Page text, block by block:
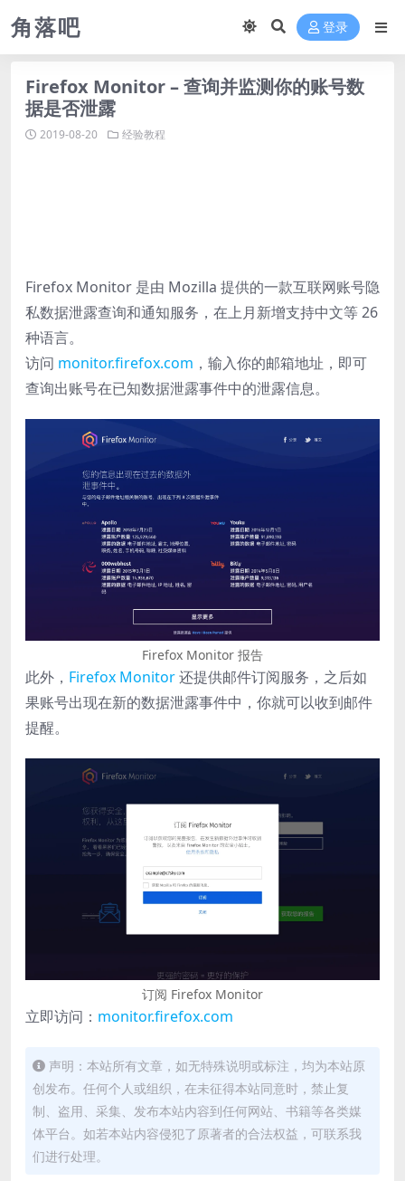
角落吧 登录
Firefox Monitor – 查询并监测你的账号数
据是否泄露
2019-08-20 经验教程
Firefox Monitor 是由 Mozilla 提供的一款互联网账号隐
私数据泄露查询和通知服务，在上月新增支持中文等 26
种语言。
访问 monitor.firefox.com ，输入你的邮箱地址，即可
查询出账号在已知数据泄露事件中的泄露信息。
Firefox Monitor 报告
此外， Firefox Monitor还提供邮件订阅服务，之后如
果账号出现在新的数据泄露事件中，你就可以收到邮件
提醒。
订阅 Firefox Monitor
立即访问： monitor.firefox.com
声明：本站所有文章，如无特殊说明或标注，均为本站原
创发布。任何个人或组织，在未征得本站同意时，禁止复
制、盗用、采集、发布本站内容到任何网站、书籍等各类媒
体平台。如若本站内容侵犯了原著者的合法权益，可联系我
们进行处理。